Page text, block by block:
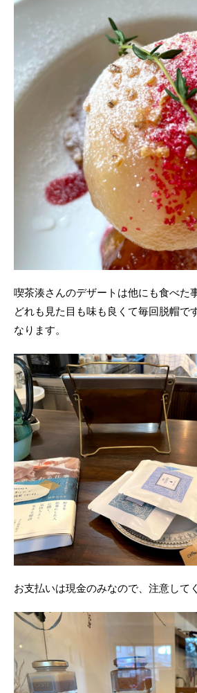
喫茶湊さんのデザートは他にも食べた
どれも見た目も味も良くて毎回脱帽で
なります。
お支払いは現金のみなので、注意して